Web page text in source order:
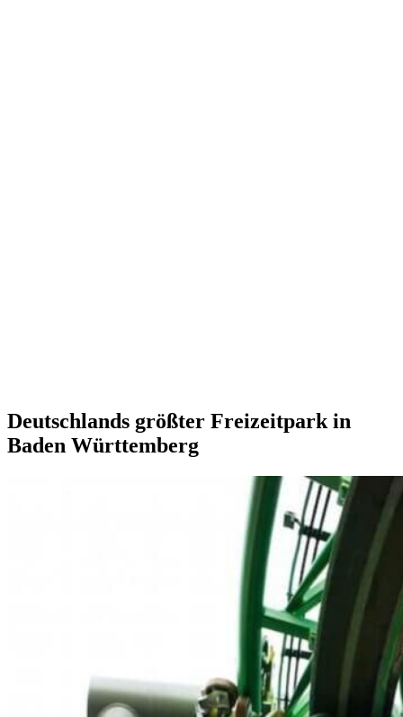
Deutschlands größter Freizeitpark in
Baden Württemberg